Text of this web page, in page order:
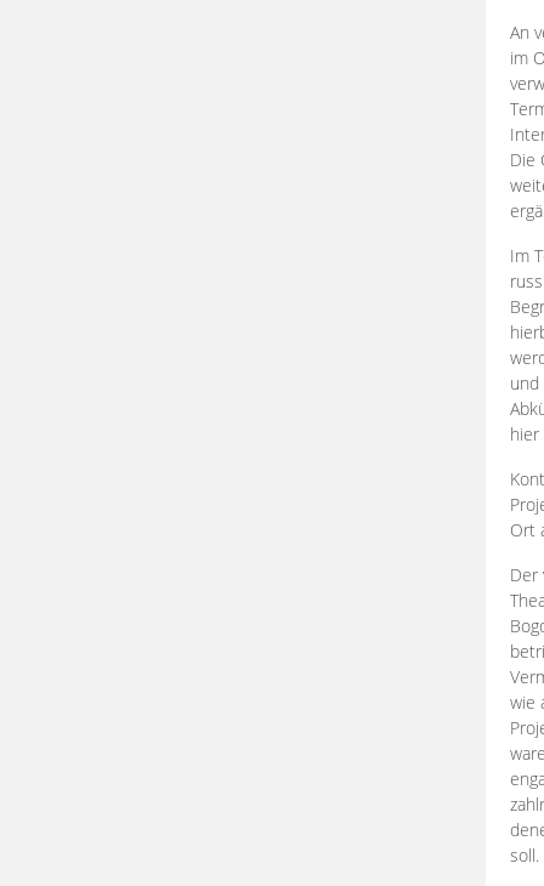
An
im
Die
Im
und
Ort
Der
wie
zahlr
soll.